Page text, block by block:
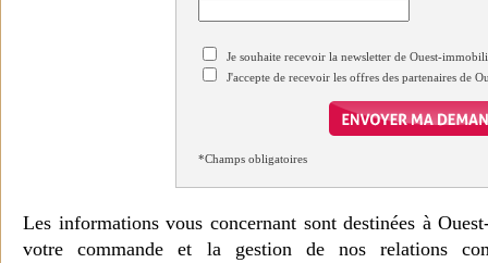
Je souhaite recevoir la newsletter de Ouest-
J'accepte de recevoir les offres des partenaires de
*Champs obligatoires
Les informations vous concernant sont destinées à
votre commande et la gestion de nos relations